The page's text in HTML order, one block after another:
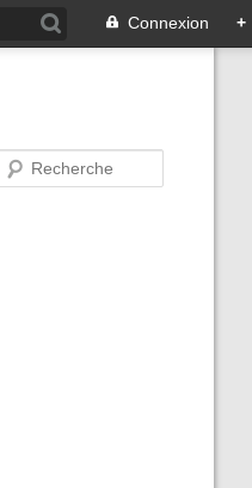
Connexion +